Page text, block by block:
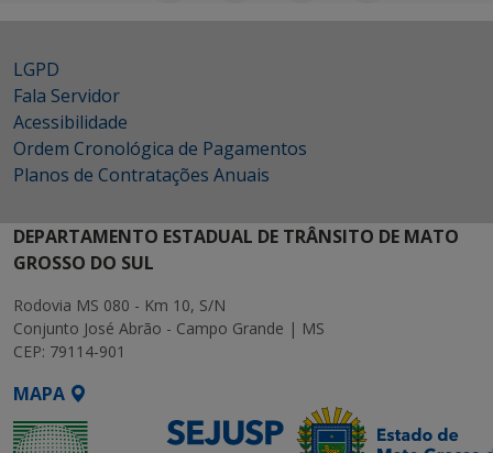
LGPD
Fala Servidor
Acessibilidade
Ordem Cronológica de Pagamentos
Planos de Contratações Anuais
DEPARTAMENTO ESTADUAL DE TRÂNSITO DE MATO
GROSSO DO SUL
Rodovia MS 080 - Km 10, S/N
Conjunto José Abrão - Campo Grande | MS
CEP: 79114-901
MAPA